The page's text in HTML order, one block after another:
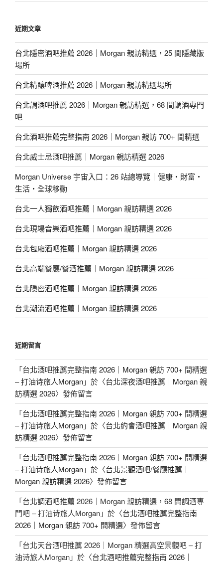
近期文章
台北隱密酒吧推薦 2026｜Morgan 親訪精選，25 間隱藏版
場所
台北精釀啤酒推薦 2026｜Morgan 親訪精選場所
台北調酒吧推薦 2026｜Morgan 親訪精選，68 間調酒專門
吧
台北酒吧推薦完整指南 2026｜Morgan 親訪 700+ 間精選
台北威士忌酒吧推薦｜Morgan 親訪精選 2026
Morgan Universe 宇宙入口：26 站總導覽｜健康・財富・
生活・全球移動
台北一人獨飲酒吧推薦｜Morgan 親訪精選 2026
台北現場音樂酒吧推薦｜Morgan 親訪精選 2026
台北包廂酒吧推薦｜Morgan 親訪精選 2026
台北高端餐廳/餐酒推薦｜Morgan 親訪精選 2026
台北隱密酒吧推薦｜Morgan 親訪精選 2026
台北潮流酒吧推薦｜Morgan 親訪精選 2026
近期留言
「台北酒吧推薦完整指南 2026｜Morgan 親訪 700+ 間精選
– 打油诗旅人Morgan」於〈台北深夜酒吧推薦｜Morgan 親
訪精選 2026〉發佈留言
「台北酒吧推薦完整指南 2026｜Morgan 親訪 700+ 間精選
– 打油诗旅人Morgan」於〈台北約會酒吧推薦｜Morgan 親
訪精選 2026〉發佈留言
「台北酒吧推薦完整指南 2026｜Morgan 親訪 700+ 間精選
– 打油诗旅人Morgan」於〈台北景觀酒吧/餐廳推薦｜
Morgan 親訪精選 2026〉發佈留言
「台北調酒吧推薦 2026｜Morgan 親訪精選，68 間調酒專
門吧 – 打油诗旅人Morgan」於〈台北酒吧推薦完整指南
2026｜Morgan 親訪 700+ 間精選〉發佈留言
「台北天台酒吧推薦 2026｜Morgan 精選高空景觀吧 – 打
油诗旅人Morgan」於〈台北酒吧推薦完整指南 2026｜